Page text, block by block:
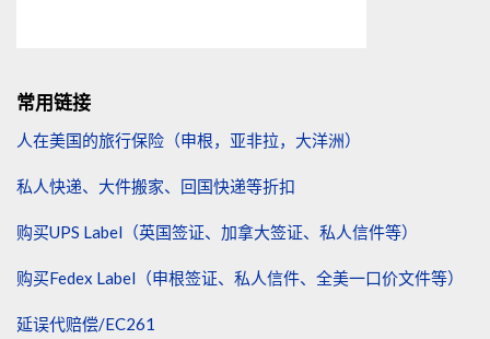
常用链接
人在美国的旅行保险（申根，亚非拉，大洋洲）
私人快递、大件搬家、回国快递等折扣
购买UPS Label（英国签证、加拿大签证、私人信件等）
购买Fedex Label（申根签证、私人信件、全美一口价文件等）
延误代赔偿/EC261